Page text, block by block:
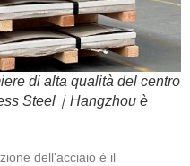
di alta qualità del centro
Steel｜Hangzhou è
dell'acciaio è il